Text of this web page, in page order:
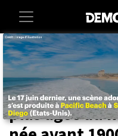
Accueil Societe
Elle vient de
bougies, elle
plus âgée au